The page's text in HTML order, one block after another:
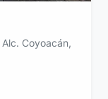
Coyoacán,